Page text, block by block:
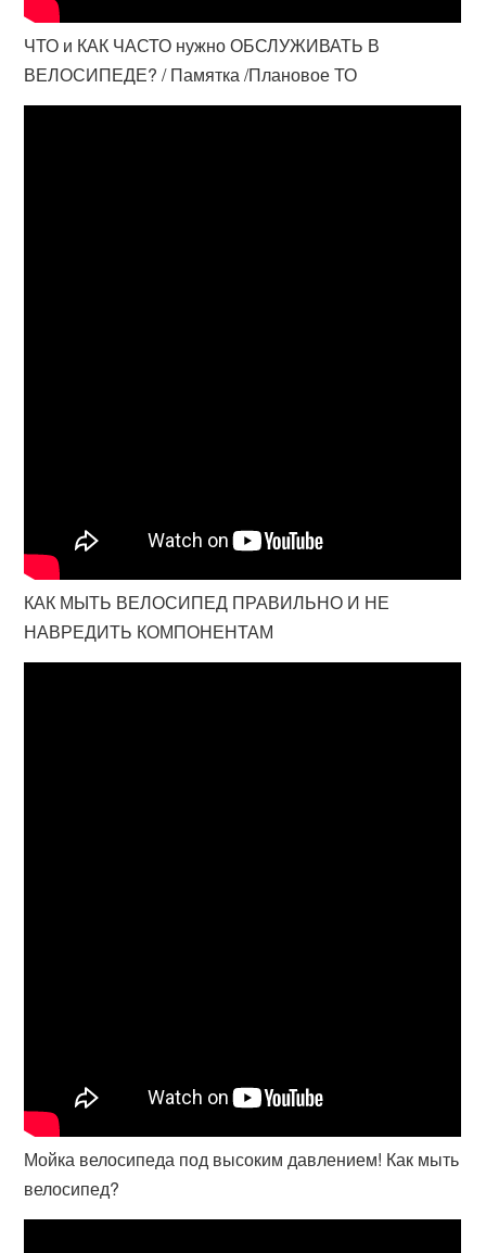
ЧТО и КАК ЧАСТО нужно ОБСЛУЖИВАТЬ В
ВЕЛОСИПЕДЕ? / Памятка /Плановое ТО
КАК МЫТЬ ВЕЛОСИПЕД ПРАВИЛЬНО И НЕ
НАВРЕДИТЬ КОМПОНЕНТАМ
Мойка велосипеда под высоким давлением! Как мыть
велосипед?